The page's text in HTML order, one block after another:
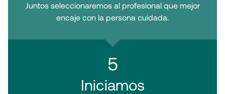
Juntos seleccionaremos al profesional que mejor
encaje con la persona cuidada.
5
Iniciamos